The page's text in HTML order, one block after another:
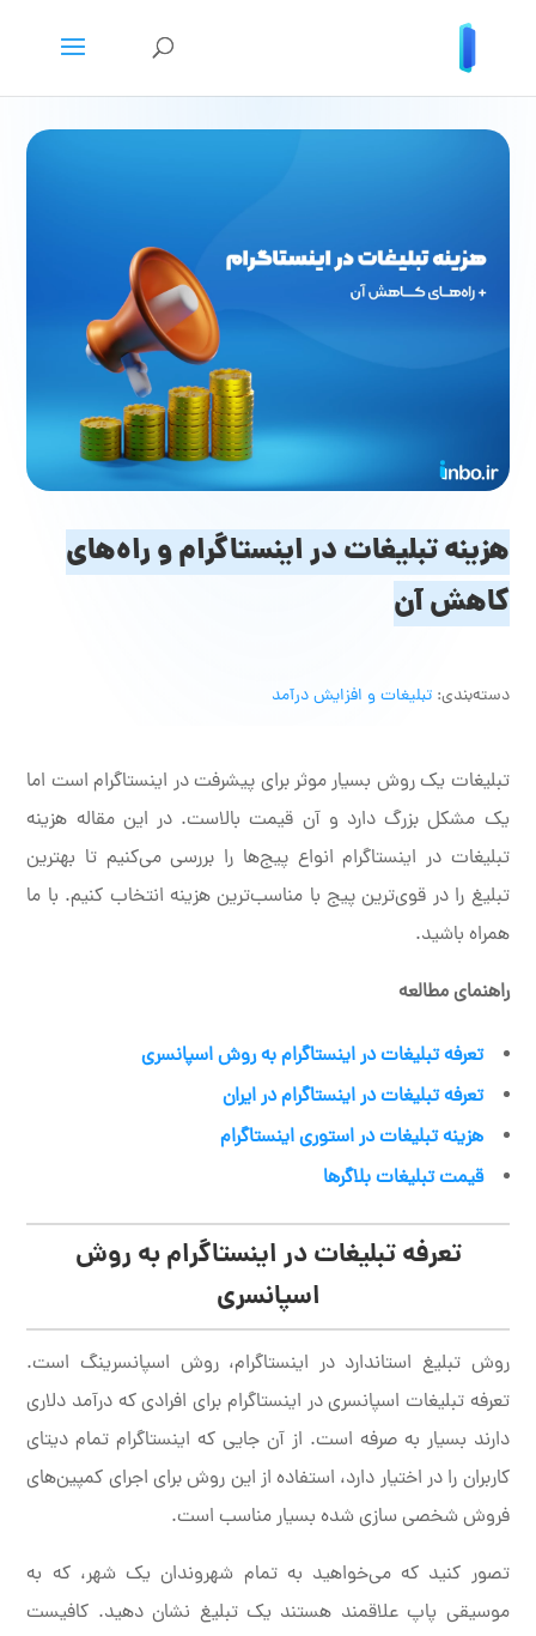
هزینه تبلیغات در اینستاگرام و راه‌های
کاهش آن
دسته‌بندی:تبلیغات و افزایش درآمد
تبلیغات یک روش بسیار موثر برای پیشرفت در اینستاگرام است اما
یک مشکل بزرگ دارد و آن قیمت بالاست. در این مقاله هزینه
تبلیغات در اینستاگرام انواع پیج‌ها را بررسی می‌کنیم تا بهترین
تبلیغ را در قوی‌ترین پیج با مناسب‌ترین هزینه انتخاب کنیم. با ما
همراه باشید.
راهنمای مطالعه
تعرفه تبلیغات در اینستاگرام به روش اسپانسری
تعرفه تبلیغات در اینستاگرام در ایران
هزینه تبلیغات در استوری اینستاگرام
قیمت تبلیغات بلاگرها
تعرفه تبلیغات در اینستاگرام به روش
اسپانسری
روش تبلیغ استاندارد در اینستاگرام، روش اسپانسرینگ است.
تعرفه تبلیغات اسپانسری در اینستاگرام برای افرادی که درآمد دلاری
دارند بسیار به صرفه است. از آن جایی که اینستاگرام تمام دیتای
کاربران را در اختیار دارد، استفاده از این روش برای اجرای کمپین‌های
فروش شخصی سازی شده بسیار مناسب است.
تصور کنید که می‌خواهید به تمام شهروندان یک شهر، که به
موسیقی پاپ علاقمند هستند یک تبلیغ نشان دهید. کافیست